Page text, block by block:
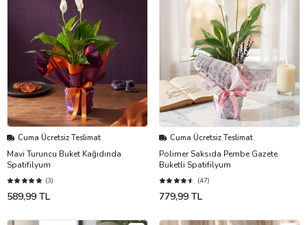
Cuma Ücretsiz Teslimat
Mavi Turuncu Buket Kağıdında
Spatifilyum
(3)
589,99 TL
Cuma Ücretsiz Teslimat
Polimer Saksıda Pembe Gazete
Buketli Spatifilyum
(47)
779,99 TL